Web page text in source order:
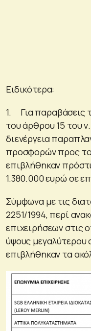
Ειδικότερα:
1. Για παραβάσεις
του άρθρου 15 του
διενέργεια
προσφορών προς
επιβλήθηκαν
1.380.000 ευρώ σε
Σύμφωνα με τις
2251/1994, περί
επιχειρήσεων στις
ύψους
επιβλήθηκαν τα